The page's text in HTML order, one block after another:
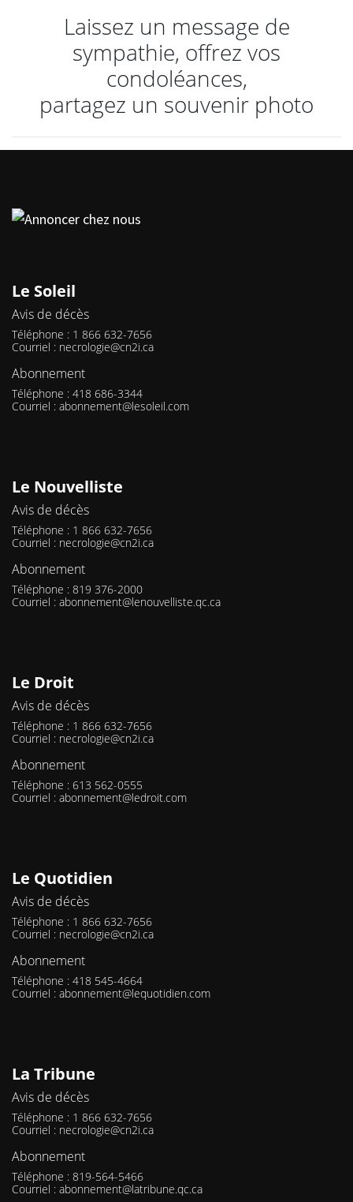
Laissez un message de
sympathie, offrez vos
condoléances,
partagez un souvenir photo
Le Soleil
Avis de décès
Téléphone : 1 866 632-7656
Courriel : necrologie@cn2i.ca
Abonnement
Téléphone : 418 686-3344
Courriel : abonnement@lesoleil.com
Le Nouvelliste
Avis de décès
Téléphone : 1 866 632-7656
Courriel : necrologie@cn2i.ca
Abonnement
Téléphone : 819 376-2000
Courriel : abonnement@lenouvelliste.qc.ca
Le Droit
Avis de décès
Téléphone : 1 866 632-7656
Courriel : necrologie@cn2i.ca
Abonnement
Téléphone : 613 562-0555
Courriel : abonnement@ledroit.com
Le Quotidien
Avis de décès
Téléphone : 1 866 632-7656
Courriel : necrologie@cn2i.ca
Abonnement
Téléphone : 418 545-4664
Courriel : abonnement@lequotidien.com
La Tribune
Avis de décès
Téléphone : 1 866 632-7656
Courriel : necrologie@cn2i.ca
Abonnement
Téléphone : 819-564-5466
Courriel : abonnement@latribune.qc.ca